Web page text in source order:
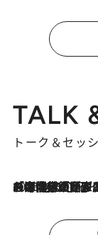
TALK
トーク＆セッ
2026.8.3
「今後値上げがあるとすれば…」「リスクがあるのは今年の冬」エネルギー専門家が語る、ホルムズ海峡封鎖が家庭にもたらす“ある心配”